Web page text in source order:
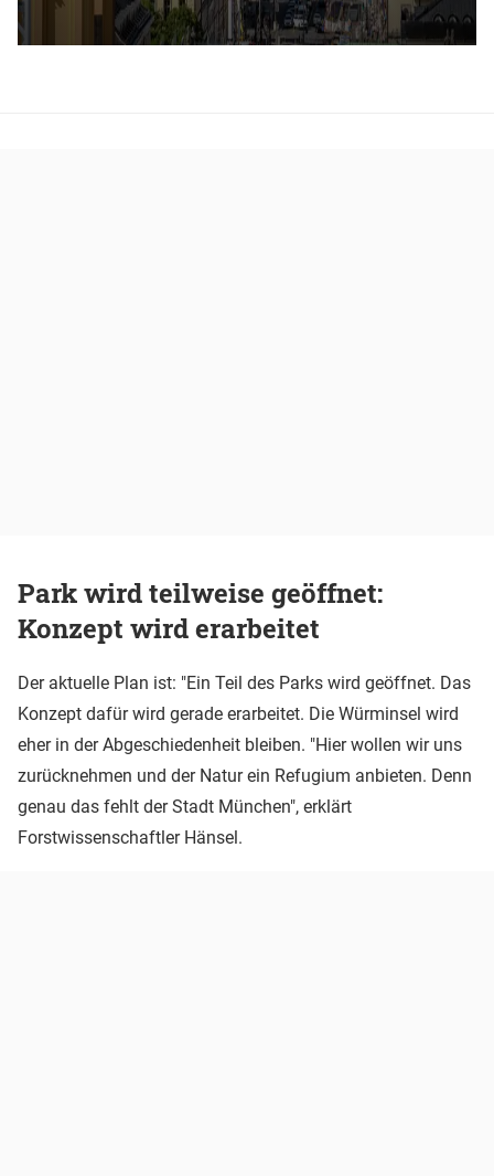
Park wird teilweise geöffnet:
Konzept wird erarbeitet
Der aktuelle Plan ist: "Ein Teil des Parks wird geöffnet. Das
Konzept dafür wird gerade erarbeitet. Die Würminsel wird
eher in der Abgeschiedenheit bleiben. "Hier wollen wir uns
zurücknehmen und der Natur ein Refugium anbieten. Denn
genau das fehlt der Stadt München", erklärt
Forstwissenschaftler Hänsel.